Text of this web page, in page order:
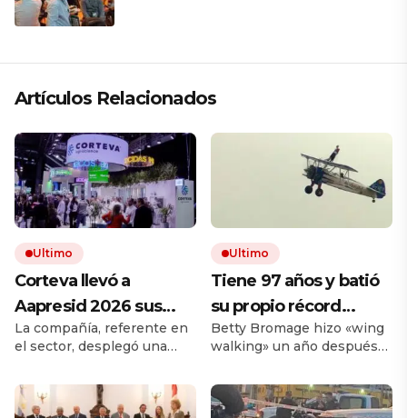
Artículos Relacionados
Ultimo
Corteva llevó a
Aapresid 2026 sus
soluciones integrales
para la protección de
cultivos
La compañía, referente en
el sector, desplegó una
combina productos
tradicionales y soluciones
Ultimo
Tiene 97 años y batió
su propio récord
Guinness al
convertirse en la
mujer más longeva del
mundo en volar sobre
Betty Bromage hizo «wing
walking» un año después
cerebral. La acrobacia aérea
consiste en volar parada